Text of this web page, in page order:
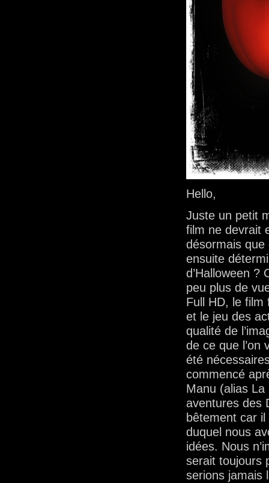
Hello,
Juste un petit
film ne devrait
désormais
ensuite
d’Halloween ?
peu plus de
Full HD, le film
et le jeu des
qualité de
de ce que l’on
été
commencé
Manu (alias
aventures des
bêtement car
duquel nous
idées. Nous
serait toujours
serions jamais